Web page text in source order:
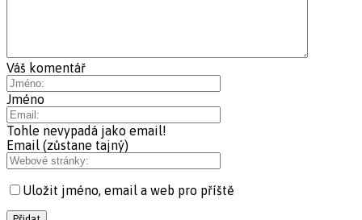
Váš komentář
Jméno
Tohle nevypadá jako email!
Email (zůstane tajný)
Uložit jméno, email a web pro příště